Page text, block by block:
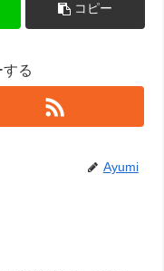
コピー
る
Ayumi